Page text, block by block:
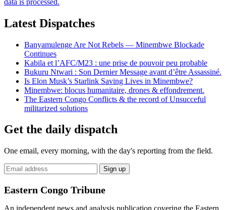
Latest Dispatches
Banyamulenge Are Not Rebels — Minembwe Blockade
Continues
Kabila et l’AFC/M23 : une prise de pouvoir peu probable
Bukuru Ntwari : Son Dernier Message avant d’être Assassiné.
Is Elon Musk’s Starlink Saving Lives in Minembwe?
Minembwe: blocus humanitaire, drones & effondrement.
The Eastern Congo Conflicts & the record of Unsucceful
militarized solutions
Get the daily dispatch
One email, every morning, with the day's reporting from the field.
Email
address
Sign up
Eastern Congo Tribune